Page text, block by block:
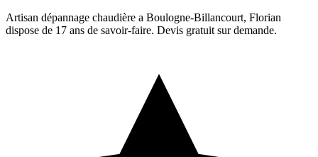
Artisan dépannage chaudière a Boulogne-Billancourt, Florian
dispose de 17 ans de savoir-faire. Devis gratuit sur demande.